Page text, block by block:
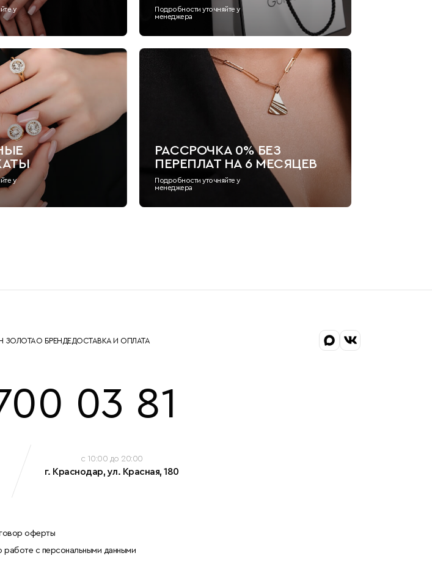
у
Подробности уточняйте у
менеджера
у
РАССРОЧКА 0% БЕЗ
ПЕРЕПЛАТ НА 6 МЕСЯЦЕВ
Подробности уточняйте у
менеджера
ЗОЛОТАО БРЕНДЕДОСТАВКА И ОПЛАТА
03 81
c 10:00 до 20:00
г. Краснодар, ул. Красная, 180
оферты
работе с персональными данными